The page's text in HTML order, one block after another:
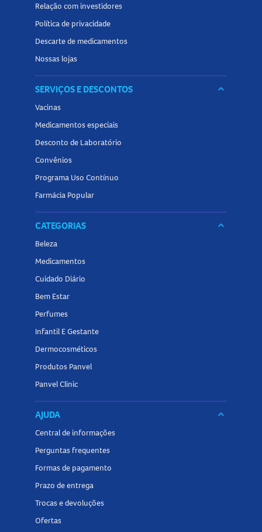
Relação com investidores
Política de privacidade
Descarte de medicamentos
Nossas lojas
SERVIÇOS E DESCONTOS keyboard_arrow_down
Vacinas
Medicamentos especiais
Desconto de Laboratório
Convênios
Programa Uso Contínuo
Farmácia Popular
CATEGORIAS keyboard_arrow_down
Beleza
Medicamentos
Cuidado Diário
Bem Estar
Perfumes
Infantil E Gestante
Dermocosméticos
Produtos Panvel
Panvel Clinic
AJUDA keyboard_arrow_down
Central de informações
Perguntas frequentes
Formas de pagamento
Prazo de entrega
Trocas e devoluções
Ofertas